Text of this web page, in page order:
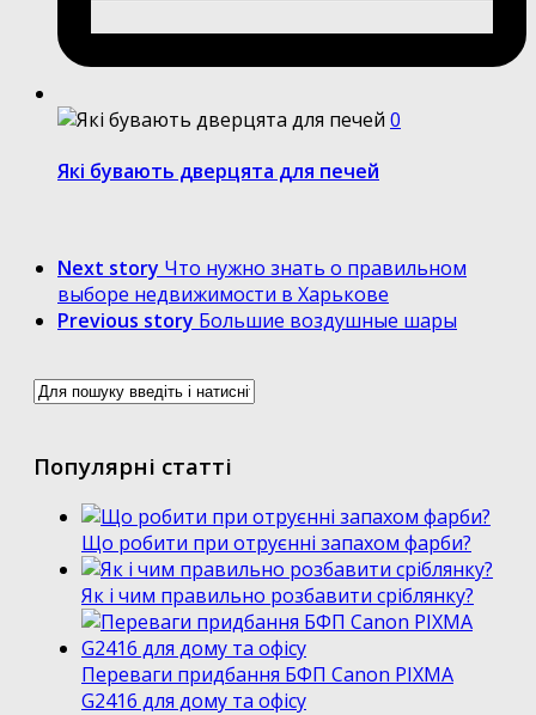
0
Які бувають дверцята для печей
Next story Что нужно знать о правильном
выборе недвижимости в Харькове
Previous story Большие воздушные шары
Популярні статті
Що робити при отруєнні запахом фарби?
Як і чим правильно розбавити сріблянку?
Переваги придбання БФП Canon PIXMA
G2416 для дому та офісу